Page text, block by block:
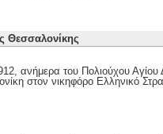
Θεσσαλονίκης
ανήμερα του Πολιούχου
στον νικηφόρο Ελληνικό